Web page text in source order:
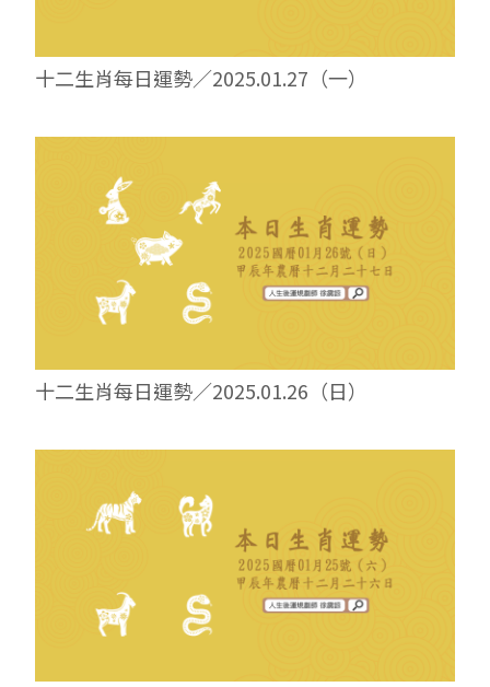
十二生肖每日運勢／2025.01.27（一）
十二生肖每日運勢／2025.01.26（日）